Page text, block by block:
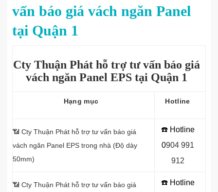
vấn báo giá vách ngăn Panel
tại Quận 1
Cty Thuận Phát hỗ trợ tư vấn báo giá
vách ngăn Panel EPS tại Quận 1
Hạng mục Hotline
📶 Cty Thuận Phát hỗ trợ tư vấn báo giá
vách ngăn Panel EPS trong nhà (Độ dày
50mm)
☎️ Hotline
0904 991
912
📶 Cty Thuận Phát hỗ trợ tư vấn báo giá
☎️ Hotline